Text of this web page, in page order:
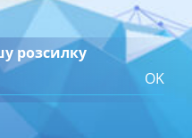
розсилку
OK